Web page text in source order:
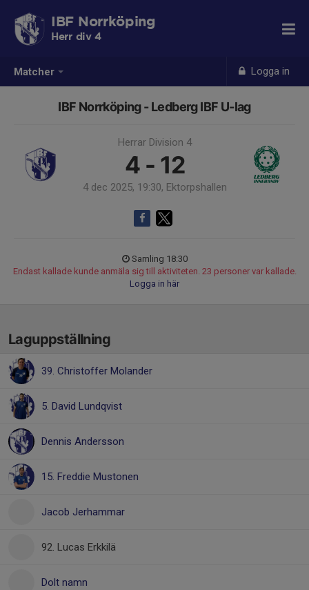
Matcher Logga in
IBF Norrköping
Herr div 4
IBF Norrköping - Ledberg IBF U-lag
Herrar Division 4
4 - 12
4 dec 2025, 19:30, Ektorpshallen
Samling 18:30
Endast kallade kunde anmäla sig till aktiviteten. 23 personer var kallade.
Logga in här
Laguppställning
39. Christoffer Molander
5. David Lundqvist
Dennis Andersson
15. Freddie Mustonen
Jacob Jerhammar
92. Lucas Erkkilä
Dolt namn